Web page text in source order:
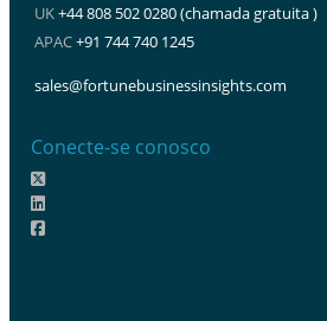
UK+44 808 502 0280 (chamada gratuita )
APAC+91 744 740 1245
sales@fortunebusinessinsights.com
Conecte-se conosco